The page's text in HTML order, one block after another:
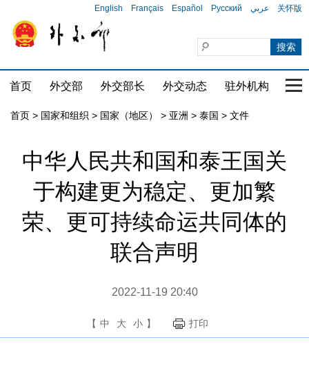
English Français Español Русский عربي 关怀版
首页 外交部 外交部长 外交动态 驻外机构 国
首页 > 国家和组织 > 国家（地区） > 亚洲 > 泰国 > 文件
中华人民共和国和泰王国关
于构建更为稳定、更加繁
荣、更可持续命运共同体的
联合声明
2022-11-19 20:40
【 中 大 小 】 打印